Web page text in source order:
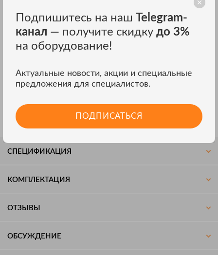
бесконтактным способом с высокой точностью, не прерывая
подачу электроэнергии потребителям.
ОСОБЕННОСТИ ТОКОИЗМЕРИТЕЛЬНЫХ
Индикация результатов измерений осуществляется на
жидкокристаллическом дисплее, как в цифровом, так и
Помимо своей основной функции по измерению тока эти
приборы позволяют также измерять: напряжение
переменного тока, напряжение постоянного тока, частоту.
СПЕЦИФИКАЦИЯ
КОМПЛЕКТАЦИЯ
ОТЗЫВЫ
ОБСУЖДЕНИЕ
Подпишитесь на наш Telegram-
канал — получите скидку до 3%
на оборудование!
Актуальные новости, акции и специальные
предложения для специалистов.
ПОДПИСАТЬСЯ